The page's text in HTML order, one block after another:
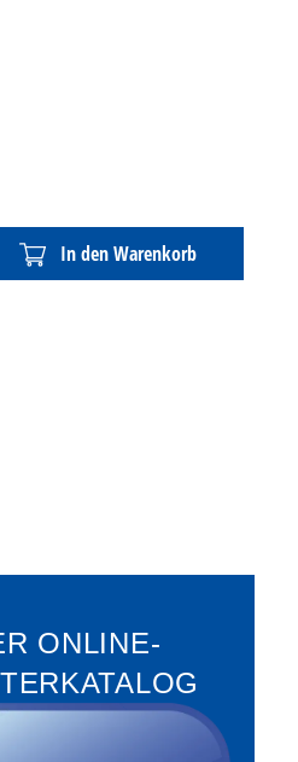
In den Warenkorb
ONLINE-